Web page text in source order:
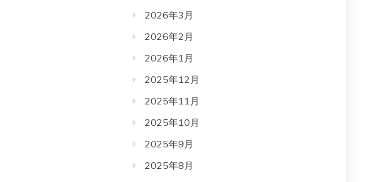
2026年3月
2026年2月
2026年1月
2025年12月
2025年11月
2025年10月
2025年9月
2025年8月